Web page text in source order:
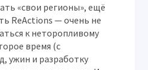
«свои регионы», ещё
ReActions — очень не
к неторопливому
время (с
ужин и разработку